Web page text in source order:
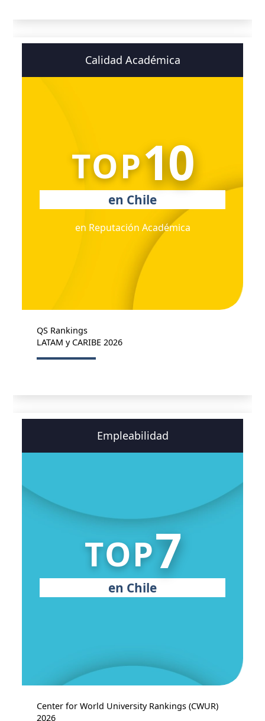
Calidad Académica
TOP10
en Chile
en Reputación Académica
QS Rankings
LATAM y CARIBE 2026
Empleabilidad
TOP7
en Chile
Center for World University Rankings (CWUR)
2026